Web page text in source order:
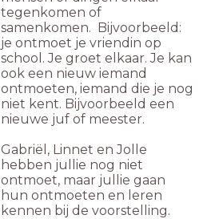
tegenkomen of
samenkomen. Bijvoorbeeld:
je ontmoet je vriendin op
school. Je groet elkaar. Je kan
ook een nieuw iemand
ontmoeten, iemand die je nog
niet kent. Bijvoorbeeld een
nieuwe juf of meester.
Gabriël, Linnet en Jolle
hebben jullie nog niet
ontmoet, maar jullie gaan
hun ontmoeten en leren
kennen bij de voorstelling.